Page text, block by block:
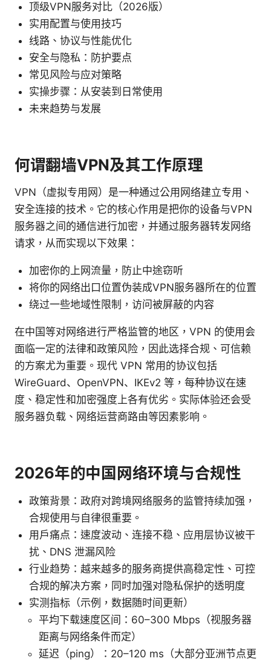
顶级VPN服务对比（2026版）
实用配置与使用技巧
线路、协议与性能优化
安全与隐私：防护要点
常见风险与应对策略
实操步骤：从安装到日常使用
未来趋势与发展
何谓翻墙VPN及其工作原理
VPN（虚拟专用网）是一种通过公用网络建立专用、
安全连接的技术。它的核心作用是把你的设备与VPN
服务器之间的通信进行加密，并通过服务器转发网络
请求，从而实现以下效果：
加密你的上网流量，防止中途窃听
将你的网络出口位置伪装成VPN服务器所在的位置
绕过一些地域性限制，访问被屏蔽的内容
在中国等对网络进行严格监管的地区，VPN 的使用会
面临一定的法律和政策风险，因此选择合规、可信赖
的方案尤为重要。现代 VPN 常用的协议包括
WireGuard、OpenVPN、IKEv2 等，每种协议在速
度、稳定性和加密强度上各有优劣。实际体验还会受
服务器负载、网络运营商路由等因素影响。
2026年的中国网络环境与合规性
政策背景：政府对跨境网络服务的监管持续加强，
合规使用与自律很重要。
用户痛点：速度波动、连接不稳、应用层协议被干
扰、DNS 泄漏风险
行业趋势：越来越多的服务商提供高稳定性、可控
合规的解决方案，同时加强对隐私保护的透明度
实测指标（示例，数据随时间更新）
平均下载速度区间：60–300 Mbps（视服务器
距离与网络条件而定）
延迟（ping）：20–120 ms（大部分亚洲节点更